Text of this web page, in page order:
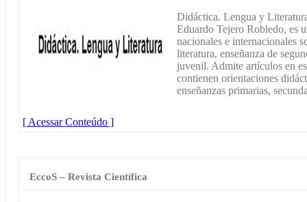
Didáctica. Lengua y
Eduardo Tejero Robledo, es
nacionales e internacionales
literatura, enseñanza de
juvenil. Admite artículos en
contienen orientaciones
enseñanzas primarias,
[ Acessar Conteúdo ]
EccoS – Revista Científica